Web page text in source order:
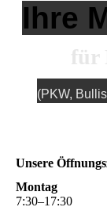
Ihre
für
(PKW,
Unsere
Montag
7:30–17:30